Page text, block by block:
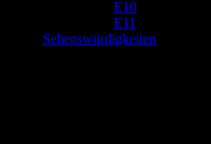
E10
E11
Sehenswürdigkeiten